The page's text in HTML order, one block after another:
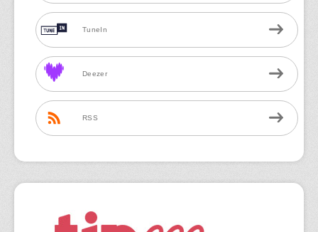
TuneIn
Deezer
RSS